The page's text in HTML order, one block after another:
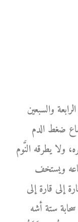
والسبعين
ضغط الدم
ولا يطرقه النَّوم
ويستخف
إلى قارة إلى
ستة أشه